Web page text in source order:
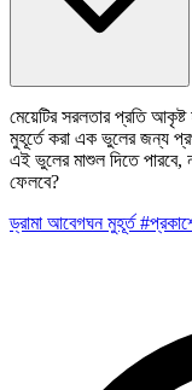
মেয়েটির সরলতার প্রতি
মুহূর্তে করা এক ভুলের জন্য
এই ভুলের মাশুল দিতে পারবে,
ফেলবে?
ড্রামা আবেগঘন মুহূর্ত